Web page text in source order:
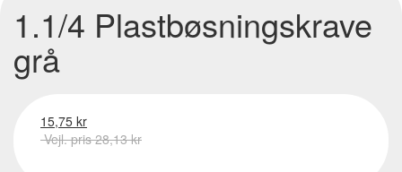
1.1/4 Plastbøsningskrave
grå
15,75 kr
Vejl. pris 28,13 kr